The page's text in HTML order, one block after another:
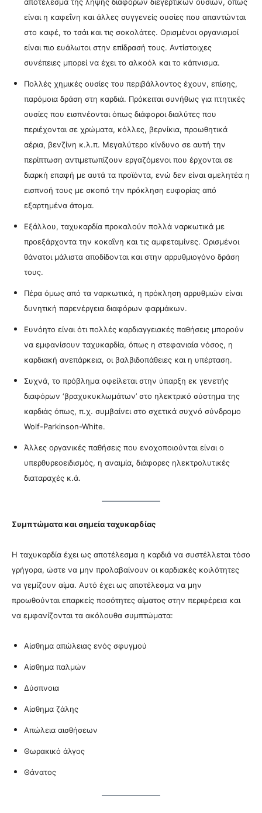
αποτέλεσμα της λήψης διαφόρων διεγερτικών ουσιών, όπως
είναι η καφεΐνη και άλλες συγγενείς ουσίες που απαντώνται
στο καφέ, το τσάι και τις σοκολάτες. Ορισμένοι οργανισμοί
είναι πιο ευάλωτοι στην επίδρασή τους. Αντίστοιχες
συνέπειες μπορεί να έχει το αλκοόλ και το κάπνισμα.
Πολλές χημικές ουσίες του περιβάλλοντος έχουν, επίσης,
παρόμοια δράση στη καρδιά. Πρόκειται συνήθως για πτητικές
ουσίες που εισπνέονται όπως διάφοροι διαλύτες που
περιέχονται σε χρώματα, κόλλες, βερνίκια, προωθητικά
αέρια, βενζίνη κ.λ.π. Μεγαλύτερο κίνδυνο σε αυτή την
περίπτωση αντιμετωπίζουν εργαζόμενοι που έρχονται σε
διαρκή επαφή με αυτά τα προϊόντα, ενώ δεν είναι αμελητέα η
εισπνοή τους με σκοπό την πρόκληση ευφορίας από
εξαρτημένα άτομα.
Εξάλλου, ταχυκαρδία προκαλούν πολλά ναρκωτικά με
προεξάρχοντα την κοκαΐνη και τις αμφεταμίνες. Ορισμένοι
θάνατοι μάλιστα αποδίδονται και στην αρρυθμιογόνο δράση
τους.
Πέρα όμως από τα ναρκωτικά, η πρόκληση αρρυθμιών είναι
δυνητική παρενέργεια διαφόρων φαρμάκων.
Ευνόητο είναι ότι πολλές καρδιαγγειακές παθήσεις μπορούν
να εμφανίσουν ταχυκαρδία, όπως η στεφανιαία νόσος, η
καρδιακή ανεπάρκεια, οι βαλβιδοπάθειες και η υπέρταση.
Συχνά, το πρόβλημα οφείλεται στην ύπαρξη εκ γενετής
διαφόρων ‘βραχυκυκλωμάτων’ στο ηλεκτρικό σύστημα της
καρδιάς όπως, π.χ. συμβαίνει στο σχετικά συχνό σύνδρομο
Wolf-Parkinson-White.
Άλλες οργανικές παθήσεις που ενοχοποιούνται είναι ο
υπερθυρεοειδισμός, η αναιμία, διάφορες ηλεκτρολυτικές
διαταραχές κ.ά.
Συμπτώματα και σημεία ταχυκαρδίας
Η ταχυκαρδία έχει ως αποτέλεσμα η καρδιά να συστέλλεται τόσο
γρήγορα, ώστε να μην προλαβαίνουν οι καρδιακές κοιλότητες
να γεμίζουν αίμα. Αυτό έχει ως αποτέλεσμα να μην
προωθούνται επαρκείς ποσότητες αίματος στην περιφέρεια και
να εμφανίζονται τα ακόλουθα συμπτώματα:
Αίσθημα απώλειας ενός σφυγμού
Αίσθημα παλμών
Δύσπνοια
Αίσθημα ζάλης
Απώλεια αισθήσεων
Θωρακικό άλγος
Θάνατος